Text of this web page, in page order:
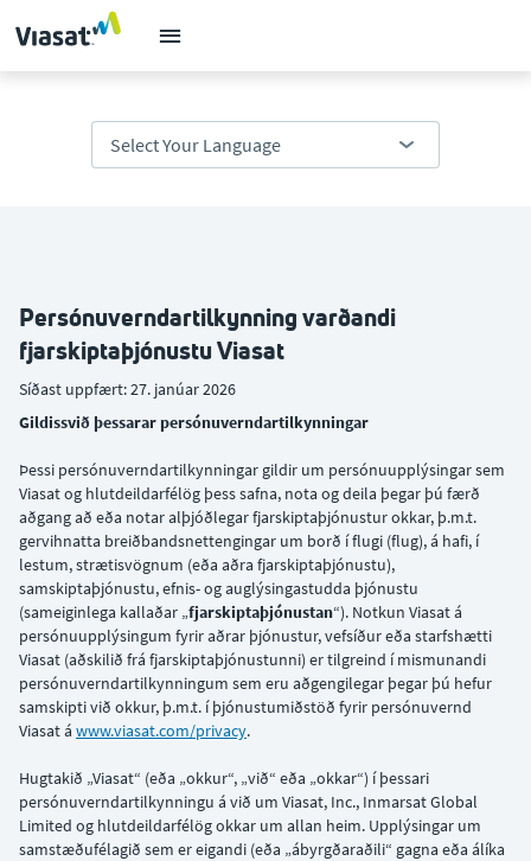
Persónuverndartilkynning varðandi
fjarskiptaþjónustu Viasat
Síðast uppfært: 27. janúar 2026
Gildissvið þessarar persónuverndartilkynningar
Þessi persónuverndartilkynningar gildir um persónuupplýsingar sem
Viasat og hlutdeildarfélög þess safna, nota og deila þegar þú færð
aðgang að eða notar alþjóðlegar fjarskiptaþjónustur okkar, þ.m.t.
gervihnatta breiðbandsnettengingar um borð í flugi (flug), á hafi, í
lestum, strætisvögnum (eða aðra fjarskiptaþjónustu),
samskiptaþjónustu, efnis- og auglýsingastudda þjónustu
(sameiginlega kallaðar „fjarskiptaþjónustan“). Notkun Viasat á
persónuupplýsingum fyrir aðrar þjónustur, vefsíður eða starfshætti
Viasat (aðskilið frá fjarskiptaþjónustunni) er tilgreind í mismunandi
persónuverndartilkynningum sem eru aðgengilegar þegar þú hefur
samskipti við okkur, þ.m.t. í þjónustumiðstöð fyrir persónuvernd
Viasat á www.viasat.com/privacy.
Hugtakið „Viasat“ (eða „okkur“, „við“ eða „okkar“) í þessari
persónuverndartilkynningu á við um Viasat, Inc., Inmarsat Global
Limited og hlutdeildarfélög okkar um allan heim. Upplýsingar um
samstæðufélagið sem er eigandi (eða „ábyrgðaraðili“ gagna eða álíka